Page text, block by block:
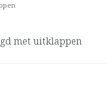
met uitklappen